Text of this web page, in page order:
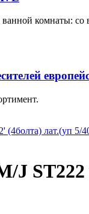
комнаты: со
J